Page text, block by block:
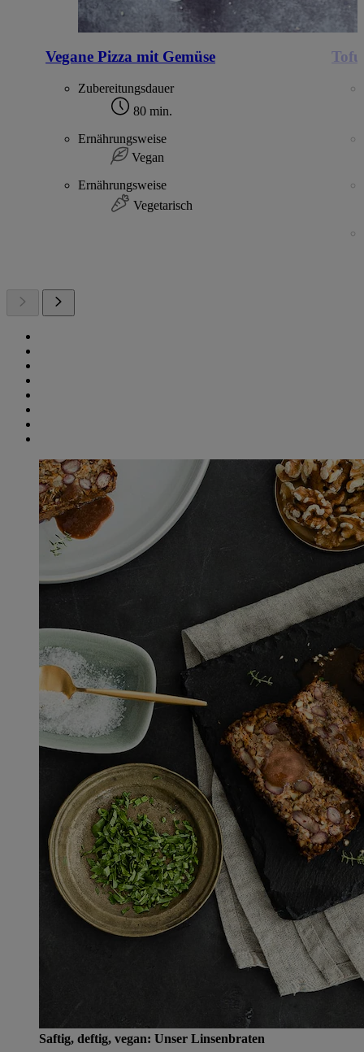
Vegane Pizza mit Gemüse
Zubereitungsdauer
80 min.
Ernährungsweise
Vegan
Ernährungsweise
Vegetarisch
Saftig, deftig, vegan: Unser Linsenbraten